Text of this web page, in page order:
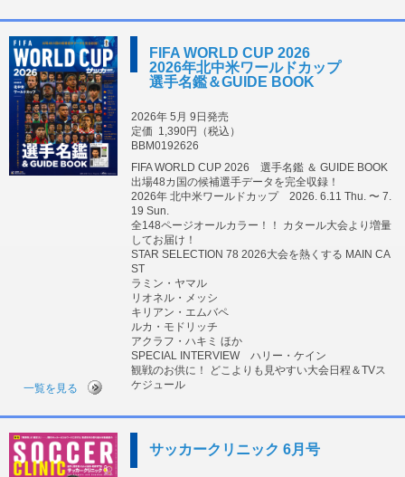
FIFA WORLD CUP 2026
2026年北中米ワールドカップ
選手名鑑＆GUIDE BOOK
2026年 5月 9日発売
定価 1,390円（税込）
BBM0192626
FIFA WORLD CUP 2026 選手名鑑 ＆ GUIDE BOOK
出場48カ国の候補選手データを完全収録！
2026年 北中米ワールドカップ 2026. 6.11 Thu. 〜 7.
19 Sun.
全148ページオールカラー！！ カタール大会より増量
してお届け！
STAR SELECTION 78 2026大会を熱くする MAIN CA
ST
ラミン・ヤマル
リオネル・メッシ
キリアン・エムバペ
ルカ・モドリッチ
アクラフ・ハキミ ほか
SPECIAL INTERVIEW ハリー・ケイン
観戦のお供に！ どこよりも見やすい大会日程＆TVス
ケジュール
一覧を見る
サッカークリニック 6月号